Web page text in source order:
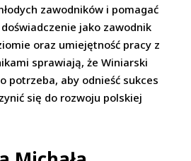
zawodników i pomagać
jako zawodnik
oraz umiejętność pracy z
sprawiają, że Winiarski
potrzeba, aby odnieść sukces
się do rozwoju polskiej